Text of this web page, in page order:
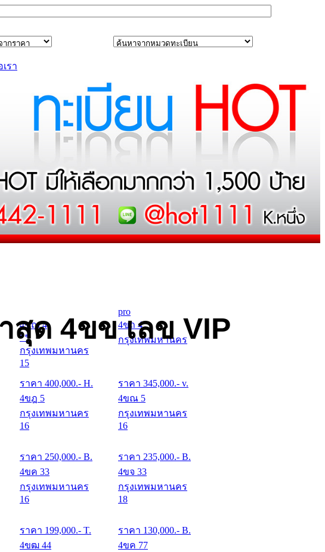
รา
สุด 4ขข เลข VIP
4ขณ 4
**
กรุงเทพมหานคร
15
ราคา 400,000.- H.
pro
4ขถ 4
กรุงเทพมหานคร
ราคา 345,000.- v.
4ขฎ 5
กรุงเทพมหานคร
16
ราคา 250,000.- B.
4ขณ 5
กรุงเทพมหานคร
16
ราคา 235,000.- B.
4ขค 33
กรุงเทพมหานคร
16
ราคา 199,000.- T.
4ขจ 33
กรุงเทพมหานคร
18
ราคา 130,000.- B.
4ขฒ 44
4ขค 77